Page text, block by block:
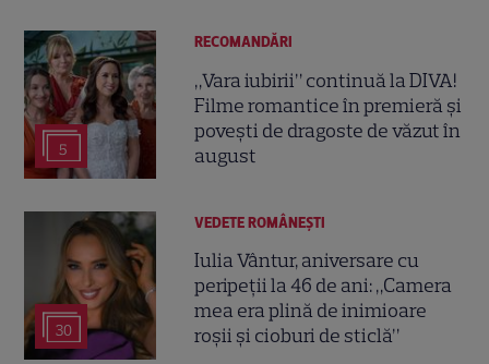
5
RECOMANDĂRI
„Vara iubirii” continuă la DIVA!
Filme romantice în premieră și
povești de dragoste de văzut în
august
30
VEDETE ROMÂNEŞTI
Iulia Vântur, aniversare cu
peripeții la 46 de ani: „Camera
mea era plină de inimioare
roșii și cioburi de sticlă”